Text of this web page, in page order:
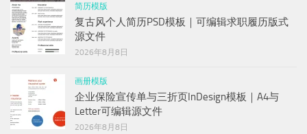
简历模版
复古风个人简历PSD模板｜可编辑求职履历版式
源文件
2026年8月8日
画册模版
企业保险宣传单与三折页InDesign模板｜A4与
Letter可编辑源文件
2026年8月8日